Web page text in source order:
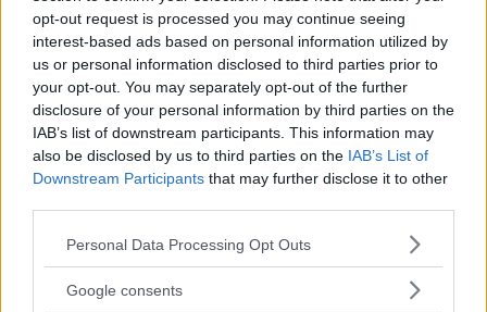
opt-out request is processed you may continue seeing
interest-based ads based on personal information utilized by
us or personal information disclosed to third parties prior to
your opt-out. You may separately opt-out of the further
disclosure of your personal information by third parties on the
IAB’s list of downstream participants. This information may
also be disclosed by us to third parties on the IAB’s List of
Downstream Participants that may further disclose it to other
Please note that this website/app uses one or more Google
not limited to your visit or usage behaviour. You may click to
Personal Data Processing Opt Outs
Google consents
färdades på […]
Publicerad 08:58, 4 augusti 2026
När onlinecasino blir en del av
den digitala vardagen i södra
Stockholm
EXTERN PARTNER. Södra Stockholm är en